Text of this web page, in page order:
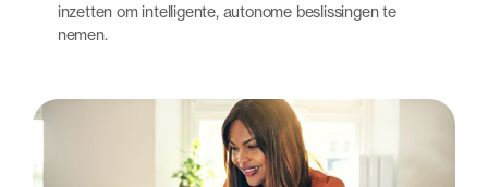
inzetten om intelligente, autonome beslissingen te
nemen.